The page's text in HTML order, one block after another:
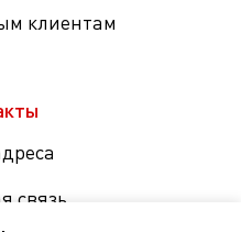
клиентам
связь